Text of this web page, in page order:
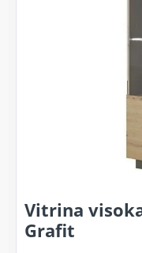
Vitrina
Grafit